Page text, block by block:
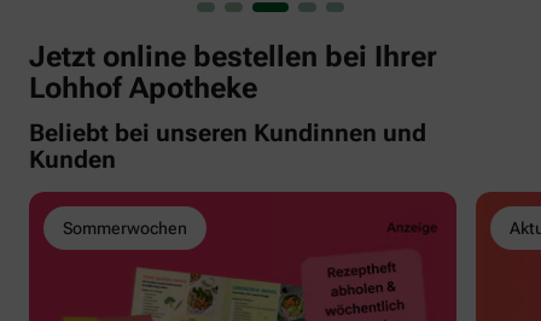
Jetzt online bestellen bei Ihrer
Lohhof Apotheke
Beliebt bei unseren Kundinnen und
Kunden
Sommerwochen